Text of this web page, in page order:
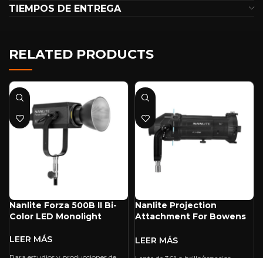
TIEMPOS DE ENTREGA
RELATED PRODUCTS
Nanlite Forza 500B II Bi-
Color LED Monolight
Nanlite Projection
Attachment For Bowens